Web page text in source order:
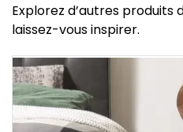
Explorez d’autres produits
laissez-vous inspirer.